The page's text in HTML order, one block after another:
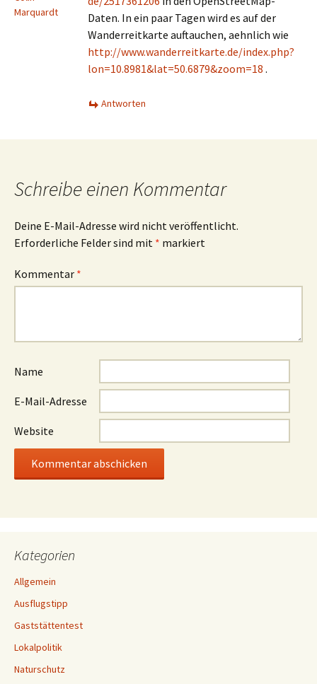
Marquardt
Daten. In ein paar Tagen wird es auf der
Wanderreitkarte auftauchen, aehnlich wie
http://www.wanderreitkarte.de/index.php?
lon=10.8981&lat=50.6879&zoom=18 .
Antworten
Schreibe einen Kommentar
Deine E-Mail-Adresse wird nicht veröffentlicht.
Erforderliche Felder sind mit * markiert
Kommentar *
Name
E-Mail-Adresse
Website
Kategorien
Allgemein
Ausflugstipp
Gaststättentest
Lokalpolitik
Naturschutz